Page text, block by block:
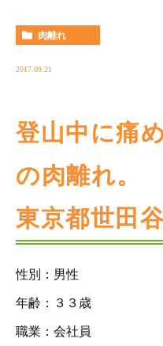
肉離れ
2017.09.21
登山中に痛
の肉離れ。
東京都世田
性別：男性
年齢：３３歳
職業：会社員